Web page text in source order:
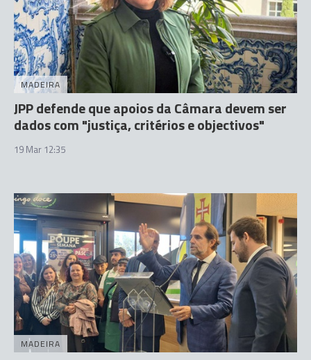
MADEIRA
JPP defende que apoios da Câmara devem ser
dados com "justiça, critérios e objectivos"
19 Mar 12:35
MADEIRA